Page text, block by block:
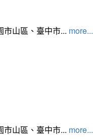
山區、臺中市... more...
山區、臺中市... more...